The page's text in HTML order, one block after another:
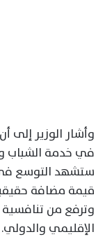
وأشار الوزير إلى
في خدمة الشباب
ستشهد التوسع في
قيمة مضافة
وترفع من
الإقليمي والدولي.